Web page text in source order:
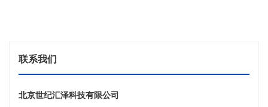
联系我们
北京世纪汇泽科技有限公司